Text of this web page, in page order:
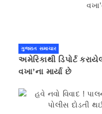
ગુજરાત સમાચાર
અમેરિકાથી ડિપોર્ટ
વખા’ના માર્યા છે